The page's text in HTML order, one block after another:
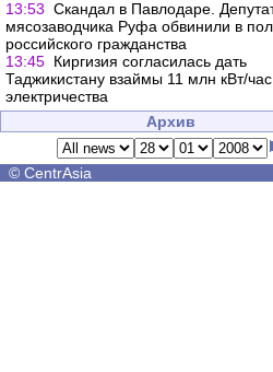
13:53 Скандал в Павлодаре.
мясозаводчика Руфа обвинили в
российского гражданства
13:45 Киргизия согласилась дать
Таджикистану взаймы 11 млн кВт/час
электричества
Архив
© CentrAsia